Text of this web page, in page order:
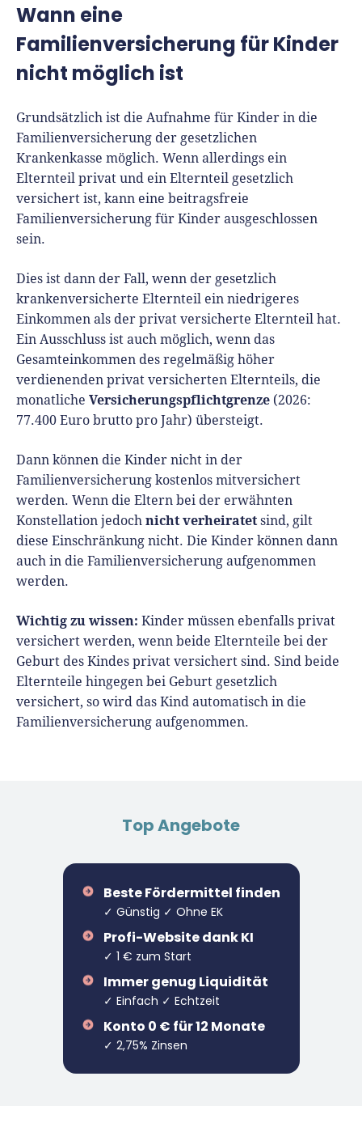
Wann eine
Familienversicherung für Kinder
nicht möglich ist
Grundsätzlich ist die Aufnahme für Kinder in die
Familienversicherung der gesetzlichen
Krankenkasse möglich. Wenn allerdings ein
Elternteil privat und ein Elternteil gesetzlich
versichert ist, kann eine beitragsfreie
Familienversicherung für Kinder ausgeschlossen
sein.
Dies ist dann der Fall, wenn der gesetzlich
krankenversicherte Elternteil ein niedrigeres
Einkommen als der privat versicherte Elternteil hat.
Ein Ausschluss ist auch möglich, wenn das
Gesamteinkommen des regelmäßig höher
verdienenden privat versicherten Elternteils, die
monatliche Versicherungspflichtgrenze (2026:
77.400 Euro brutto pro Jahr) übersteigt.
Dann können die Kinder nicht in der
Familienversicherung kostenlos mitversichert
werden. Wenn die Eltern bei der erwähnten
Konstellation jedoch nicht verheiratet sind, gilt
diese Einschränkung nicht. Die Kinder können dann
auch in die Familienversicherung aufgenommen
werden.
Wichtig zu wissen: Kinder müssen ebenfalls privat
versichert werden, wenn beide Elternteile bei der
Geburt des Kindes privat versichert sind. Sind beide
Elternteile hingegen bei Geburt gesetzlich
versichert, so wird das Kind automatisch in die
Familienversicherung aufgenommen.
Top Angebote
Beste Fördermittel finden
✓ Günstig ✓ Ohne EK
Profi-Website dank KI
✓ 1 € zum Start
Immer genug Liquidität
✓ Einfach ✓ Echtzeit
Konto 0 € für 12 Monate
✓ 2,75% Zinsen